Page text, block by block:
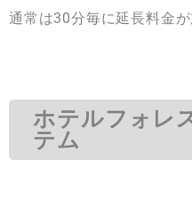
通常は30分毎に延長料金が
ホテルフォレ
テム